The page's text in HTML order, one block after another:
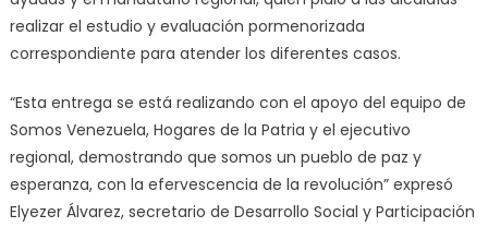
realizar el estudio y evaluación pormenorizada
correspondiente para atender los diferentes casos.
“Esta entrega se está realizando con el apoyo del equipo de
Somos Venezuela, Hogares de la Patria y el ejecutivo
regional, demostrando que somos un pueblo de paz y
esperanza, con la efervescencia de la revolución” expresó
Elyezer Álvarez, secretario de Desarrollo Social y Participación